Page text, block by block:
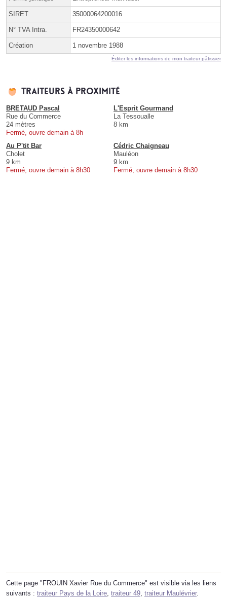
SIRET 35000064200016
N° TVA Intra. FR24350000642
Création 1 novembre 1988
Éditer les informations de mon traiteur pâtissier
Traiteurs à proximité
BRETAUD Pascal
Rue du Commerce
24 mètres
Fermé, ouvre demain à 8h
L'Esprit Gourmand
La Tessoualle
8 km
Au P'tit Bar
Cholet
9 km
Fermé, ouvre demain à 8h30
Cédric Chaigneau
Mauléon
9 km
Fermé, ouvre demain à 8h30
Cette page "FROUIN Xavier Rue du Commerce" est visible via les liens
suivants : traiteur Pays de la Loire traiteur 49 traiteur Maulévrier.